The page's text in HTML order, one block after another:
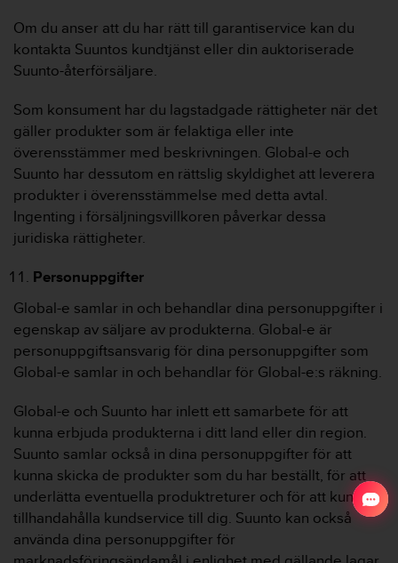
Om du anser att du har rätt till garantiservice kan du
kontakta Suuntos kundtjänst eller din auktoriserade
Suunto-återförsäljare.
Som konsument har du lagstadgade rättigheter när det
gäller produkter som är felaktiga eller inte
överensstämmer med beskrivningen. Global-e och
Suunto har dessutom en rättslig skyldighet att leverera
produkter i överensstämmelse med detta avtal.
Ingenting i försäljningsvillkoren påverkar dessa
juridiska rättigheter.
Personuppgifter
Global-e samlar in och behandlar dina personuppgifter i
egenskap av säljare av produkterna. Global-e är
personuppgiftsansvarig för dina personuppgifter som
Global-e samlar in och behandlar för Global-e:s räkning.
Global-e och Suunto har inlett ett samarbete för att
kunna erbjuda produkterna i ditt land eller din region.
Suunto samlar också in dina personuppgifter för att
kunna skicka de produkter som du har beställt, för att
underlätta eventuella produktreturer och för att kunna
tillhandahålla kundservice till dig. Suunto kan också
använda dina personuppgifter för